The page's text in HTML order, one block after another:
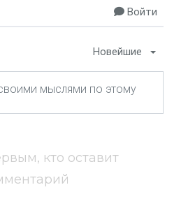
Войти
Новейшие
кто оставит